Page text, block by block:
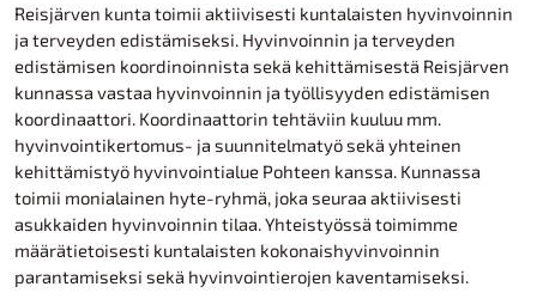
Reisjärven kunta toimii aktiivisesti kuntalaisten hyvinvoinnin
ja terveyden edistämiseksi. Hyvinvoinnin ja terveyden
edistämisen koordinoinnista sekä kehittämisestä Reisjärven
kunnassa vastaa hyvinvoinnin ja työllisyyden edistämisen
koordinaattori. Koordinaattorin tehtäviin kuuluu mm.
hyvinvointikertomus- ja suunnitelmatyö sekä yhteinen
kehittämistyö hyvinvointialue Pohteen kanssa. Kunnassa
toimii monialainen hyte-ryhmä, joka seuraa aktiivisesti
asukkaiden hyvinvoinnin tilaa. Yhteistyössä toimimme
määrätietoisesti kuntalaisten kokonaishyvinvoinnin
parantamiseksi sekä hyvinvointierojen kaventamiseksi.